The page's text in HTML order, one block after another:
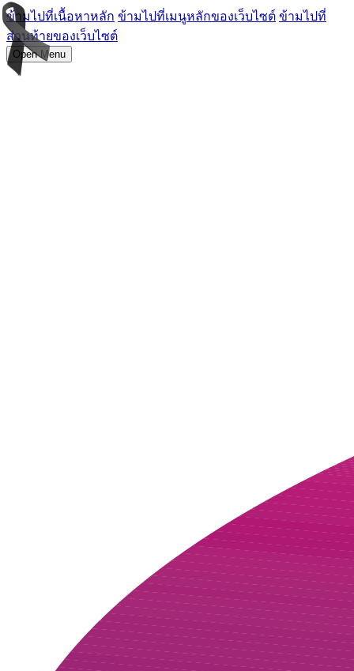
ข้ามไปที่เนื้อหาหลัก ข้ามไปที่เมนูหลักของเว็บไซต์ ข้ามไปที่
ส่วนท้ายของเว็บไซต์
Open Menu